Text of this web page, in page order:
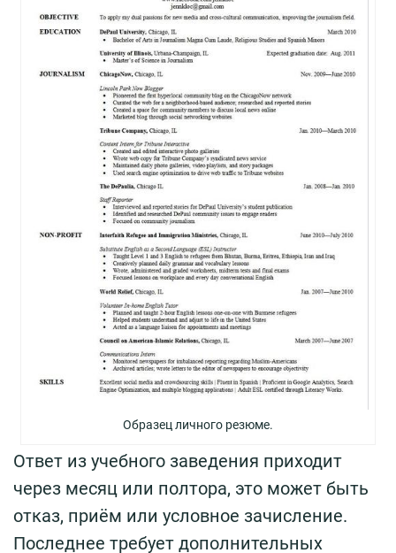
Образец личного резюме.
Ответ из учебного заведения приходит
через месяц или полтора, это может быть
отказ, приём или условное зачисление.
Последнее требует дополнительных